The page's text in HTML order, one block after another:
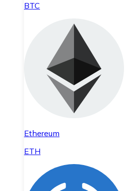
BTC
Ethereum
ETH